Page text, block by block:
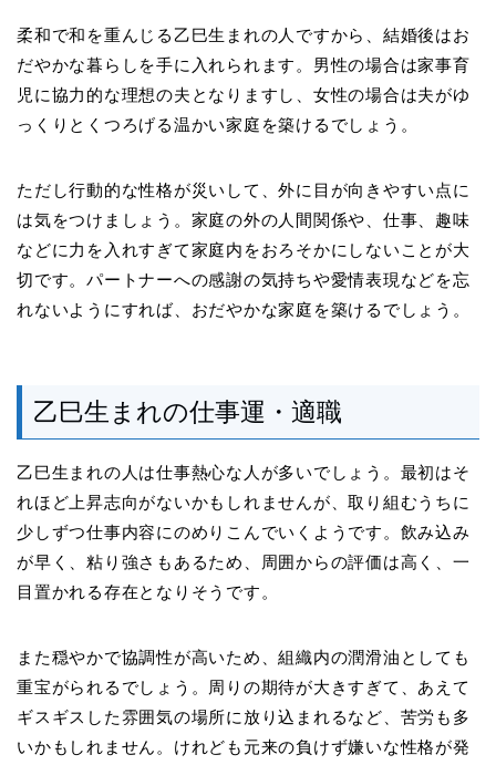
柔和で和を重んじる乙巳生まれの人ですから、結婚後はお
だやかな暮らしを手に入れられます。男性の場合は家事育
児に協力的な理想の夫となりますし、女性の場合は夫がゆ
っくりとくつろげる温かい家庭を築けるでしょう。
ただし行動的な性格が災いして、外に目が向きやすい点に
は気をつけましょう。家庭の外の人間関係や、仕事、趣味
などに力を入れすぎて家庭内をおろそかにしないことが大
切です。パートナーへの感謝の気持ちや愛情表現などを忘
れないようにすれば、おだやかな家庭を築けるでしょう。
乙巳生まれの仕事運・適職
乙巳生まれの人は仕事熱心な人が多いでしょう。最初はそ
れほど上昇志向がないかもしれませんが、取り組むうちに
少しずつ仕事内容にのめりこんでいくようです。飲み込み
が早く、粘り強さもあるため、周囲からの評価は高く、一
目置かれる存在となりそうです。
また穏やかで協調性が高いため、組織内の潤滑油としても
重宝がられるでしょう。周りの期待が大きすぎて、あえて
ギスギスした雰囲気の場所に放り込まれるなど、苦労も多
いかもしれません。けれども元来の負けず嫌いな性格が発